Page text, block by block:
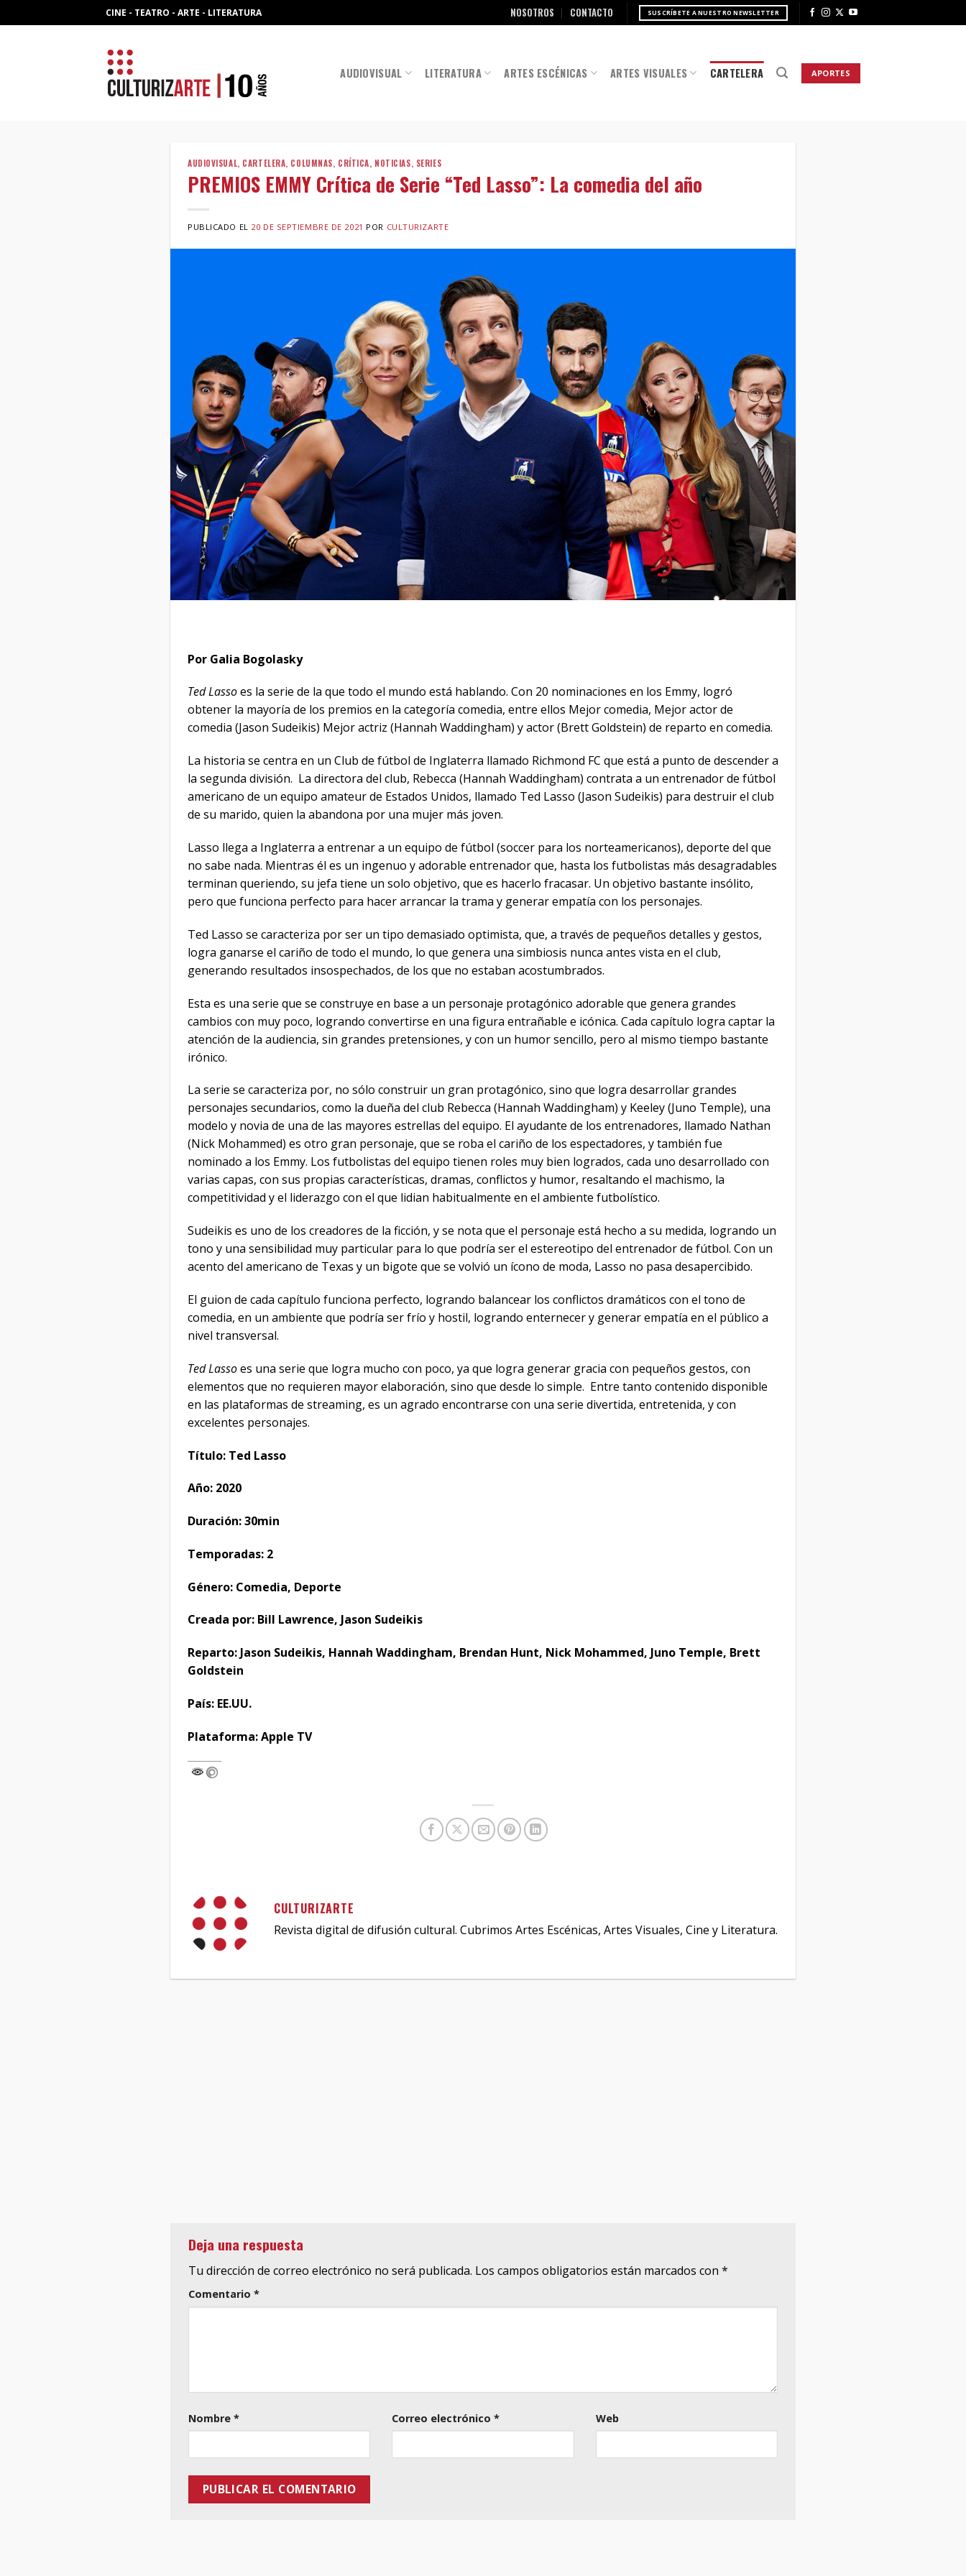
to
CINE - TEATRO - ARTE - LITERATURA NOSOTROS CONTACTO SUSCRÍBETE A NUESTRO NEWSLETTER
AUDIOVISUAL LITERATURA ARTES ESCÉNICAS ARTES VISUALES CARTELERA APORTES
AUDIOVISUAL, CARTELERA, COLUMNAS, CRÍTICA, NOTICIAS, SERIES
PREMIOS EMMY Crítica de Serie “Ted Lasso”: La comedia del año
PUBLICADO EL 20 DE SEPTIEMBRE DE 2021 POR CULTURIZARTE
Por Galia Bogolasky
Ted Lassoes la serie de la que todo el mundo está hablando. Con 20 nominaciones en los Emmy, logró
obtener la mayoría de los premios en la categoría comedia, entre ellos Mejor comedia, Mejor actor de
comedia (Jason Sudeikis) Mejor actriz (Hannah Waddingham) y actor (Brett Goldstein) de reparto en comedia.
La historia se centra en un Club de fútbol de Inglaterra llamado Richmond FC que está a punto de descender a
la segunda división. La directora del club, Rebecca (Hannah Waddingham) contrata a un entrenador de fútbol
americano de un equipo amateur de Estados Unidos, llamado Ted Lasso (Jason Sudeikis) para destruir el club
de su marido, quien la abandona por una mujer más joven.
Lasso llega a Inglaterra a entrenar a un equipo de fútbol (soccer para los norteamericanos), deporte del que
no sabe nada. Mientras él es un ingenuo y adorable entrenador que, hasta los futbolistas más desagradables
terminan queriendo, su jefa tiene un solo objetivo, que es hacerlo fracasar. Un objetivo bastante insólito,
pero que funciona perfecto para hacer arrancar la trama y generar empatía con los personajes.
Ted Lasso se caracteriza por ser un tipo demasiado optimista, que, a través de pequeños detalles y gestos,
logra ganarse el cariño de todo el mundo, lo que genera una simbiosis nunca antes vista en el club,
generando resultados insospechados, de los que no estaban acostumbrados.
Esta es una serie que se construye en base a un personaje protagónico adorable que genera grandes
cambios con muy poco, logrando convertirse en una figura entrañable e icónica. Cada capítulo logra captar la
atención de la audiencia, sin grandes pretensiones, y con un humor sencillo, pero al mismo tiempo bastante
irónico.
La serie se caracteriza por, no sólo construir un gran protagónico, sino que logra desarrollar grandes
personajes secundarios, como la dueña del club Rebecca (Hannah Waddingham) y Keeley (Juno Temple), una
modelo y novia de una de las mayores estrellas del equipo. El ayudante de los entrenadores, llamado Nathan
(Nick Mohammed) es otro gran personaje, que se roba el cariño de los espectadores, y también fue
nominado a los Emmy. Los futbolistas del equipo tienen roles muy bien logrados, cada uno desarrollado con
varias capas, con sus propias características, dramas, conflictos y humor, resaltando el machismo, la
competitividad y el liderazgo con el que lidian habitualmente en el ambiente futbolístico.
Sudeikis es uno de los creadores de la ficción, y se nota que el personaje está hecho a su medida, logrando un
tono y una sensibilidad muy particular para lo que podría ser el estereotipo del entrenador de fútbol. Con un
acento del americano de Texas y un bigote que se volvió un ícono de moda, Lasso no pasa desapercibido.
El guion de cada capítulo funciona perfecto, logrando balancear los conflictos dramáticos con el tono de
comedia, en un ambiente que podría ser frío y hostil, logrando enternecer y generar empatía en el público a
nivel transversal.
Ted Lassoes una serie que logra mucho con poco, ya que logra generar gracia con pequeños gestos, con
elementos que no requieren mayor elaboración, sino que desde lo simple. Entre tanto contenido disponible
en las plataformas de streaming, es un agrado encontrarse con una serie divertida, entretenida, y con
excelentes personajes.
Título: Ted Lasso
Año: 2020
Duración: 30min
Temporadas: 2
Género: Comedia, Deporte
Creada por: Bill Lawrence, Jason Sudeikis
Reparto: Jason Sudeikis, Hannah Waddingham, Brendan Hunt, Nick Mohammed, Juno Temple, Brett
Goldstein
País: EE.UU.
Plataforma: Apple TV
CULTURIZARTE
Revista digital de difusión cultural. Cubrimos Artes Escénicas, Artes Visuales, Cine y Literatura.
Deja una respuesta
Tu dirección de correo electrónico no será publicada. Los campos obligatorios están marcados con *
Comentario *
Nombre * Correo electrónico* Web